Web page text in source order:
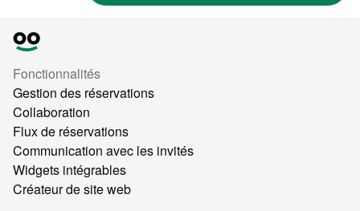
Fonctionnalités
Gestion des réservations
Collaboration
Flux de réservations
Communication avec les invités
Widgets intégrables
Créateur de site web